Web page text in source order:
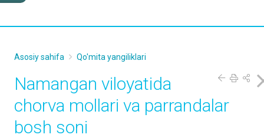
Asosiy sahifa Qo'mita yangiliklari
Namangan viloyatida
chorva mollari va parrandalar
bosh soni